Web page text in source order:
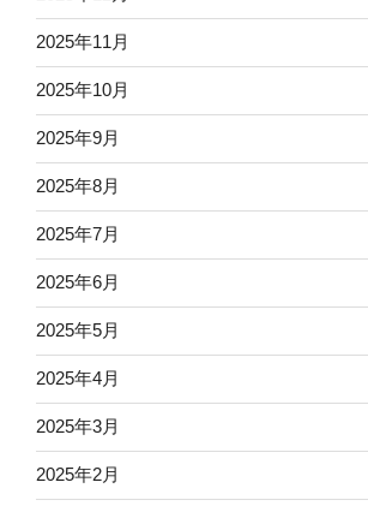
2025年11月
2025年10月
2025年9月
2025年8月
2025年7月
2025年6月
2025年5月
2025年4月
2025年3月
2025年2月